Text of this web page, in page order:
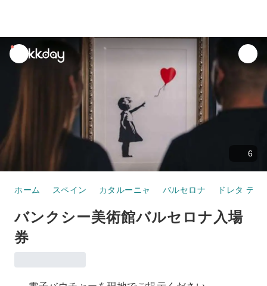
unread
notifications
6
ホーム スペイン カタルーニャ バルセロナ ドレタ デ
バンクシー美術館バルセロナ入場
券